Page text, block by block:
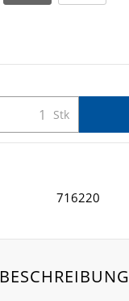
716220
BESCHREIBUNG